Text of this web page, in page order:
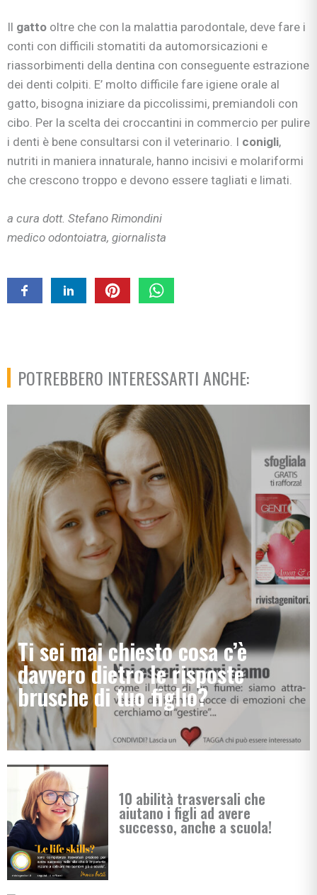
Il gatto oltre che con la malattia parodontale, deve fare i
conti con difficili stomatiti da automorsicazioni e
riassorbimenti della dentina con conseguente estrazione
dei denti colpiti. E’ molto difficile fare igiene orale al
gatto, bisogna iniziare da piccolissimi, premiandoli con
cibo. Per la scelta dei croccantini in commercio per pulire
i denti è bene consultarsi con il veterinario. I conigli,
nutriti in maniera innaturale, hanno incisivi e molariformi
che crescono troppo e devono essere tagliati e limati.
a cura dott. Stefano Rimondini
medico odontoiatra, giornalista
POTREBBERO INTERESSARTI ANCHE:
Ti sei mai chiesto cosa c’è
davvero dietro le risposte
brusche di tuo figlio?
10 abilità trasversali che
aiutano i figli ad avere
successo, anche a scuola!